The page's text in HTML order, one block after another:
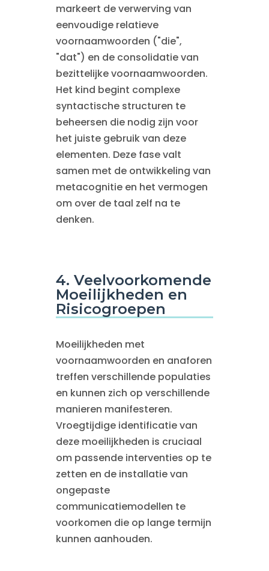
markeert de verwerving van
eenvoudige relatieve
voornaamwoorden ("die",
"dat") en de consolidatie van
bezittelijke voornaamwoorden.
Het kind begint complexe
syntactische structuren te
beheersen die nodig zijn voor
het juiste gebruik van deze
elementen. Deze fase valt
samen met de ontwikkeling van
metacognitie en het vermogen
om over de taal zelf na te
denken.
4. Veelvoorkomende
Moeilijkheden en
Risicogroepen
Moeilijkheden met
voornaamwoorden en anaforen
treffen verschillende populaties
en kunnen zich op verschillende
manieren manifesteren.
Vroegtijdige identificatie van
deze moeilijkheden is cruciaal
om passende interventies op te
zetten en de installatie van
ongepaste
communicatiemodellen te
voorkomen die op lange termijn
kunnen aanhouden.